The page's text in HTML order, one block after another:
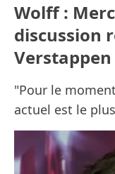
Wolff :
discussion
Verstappen
"Pour le
actuel est le